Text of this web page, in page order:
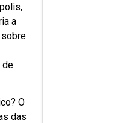
a
de
O
das